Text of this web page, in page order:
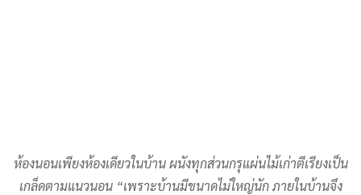
ห้องนอนเพียงห้องเดียวในบ้าน ผนังทุกส่วนกรุแผ่นไม้เก่าตีเรียงเป็น
เกล็ดตามแนวนอน “เพราะบ้านมีขนาดไม่ใหญ่นัก ภายในบ้านจึง